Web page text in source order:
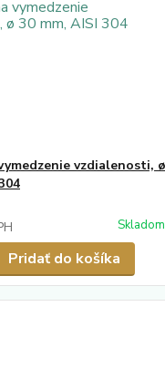
vzdialenosti, ø
Skladom
Pridať do košíka